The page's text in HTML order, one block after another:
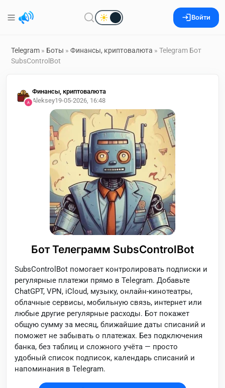
Войти
Telegram » Боты » Финансы, криптовалюта » Telegram Бот
SubsControlBot
Финансы, криптовалюта
Aleksey19-05-2026, 16:48
Бот Телеграмм SubsControlBot
SubsControlBot помогает контролировать подписки и
регулярные платежи прямо в Telegram. Добавьте
ChatGPT, VPN, iCloud, музыку, онлайн-кинотеатры,
облачные сервисы, мобильную связь, интернет или
любые другие регулярные расходы. Бот покажет
общую сумму за месяц, ближайшие даты списаний и
поможет не забывать о платежах. Без подключения
банка, без таблиц и сложного учёта — просто
удобный список подписок, календарь списаний и
напоминания в Telegram.